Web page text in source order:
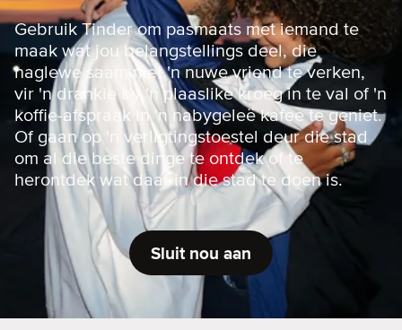
Gebruik Tinder om pasmaats met iemand te
maak wat jou belangstellings deel, die
naglewe saam met 'n nuwe vriend te verken,
vir 'n drankie by 'n plaaslike kroeg in te val of 'n
koffie-afspraak in 'n nabygeleë kafee te geniet.
Of gaan op 'n verligtingstoestel deur die stad
om al die beste dinge te ontdek of te
herontdek wat daar in die stad te doen is.
Sluit nou aan